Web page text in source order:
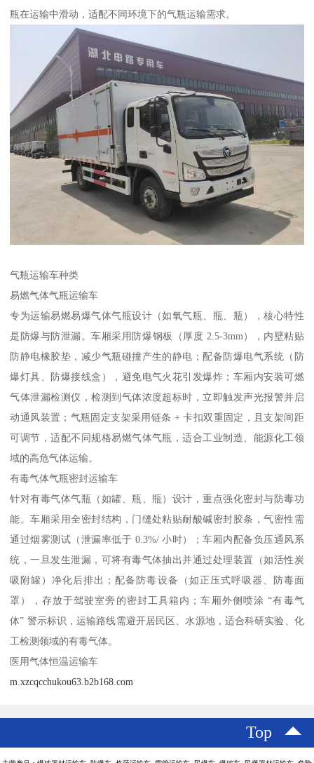
瓶在运输中滑动，适配不同环境下的气瓶运输需求。​
气瓶运输车种类​
易燃气体气瓶运输车​
专为运输易燃易爆气体气瓶设计（如氧气瓶、瓶、瓶），核心特性
是防爆与防泄漏。车厢采用防爆钢板（厚度 2.5-3mm），内壁粘贴
防静电橡胶垫，减少气瓶碰撞产生的静电；配备防爆电气系统（防
爆灯具、防爆接线盒），避免电气火花引发爆炸；车厢内安装可燃
气体泄漏检测仪，检测到气体浓度超标时，立即触发声光报警并启
动通风装置；气瓶固定支架采用链条 + 卡扣双重固定，且支架间距
可调节，适配不同规格易燃气体气瓶，适合工业制造、能源化工领
域的高危气体运输。​
有毒气体气瓶密封运输车​
针对有毒气体气瓶（如罐、瓶、瓶）设计，重点强化密封与防毒功
能。车厢采用全密封结构，门缝处粘贴耐酸碱密封胶条，气密性需
通过烟雾测试（泄漏率低于 0.3%/ 小时）；车厢内配备负压通风系
统，一旦发生泄漏，可将有毒气体抽出并通过处理装置（如活性炭
吸附罐）净化后排出；配备防毒设备（如正压式呼吸器、防毒面
罩），存放于驾驶室旁的密封工具箱内；车厢外侧喷涂 “有毒气
体” 警示标识，运输路线需避开居民区、水源地，适合科研实验、化
工检测领域的有毒气体。​
医用气体恒温运输车​
m.xzcqcchukou63.b2b168.com
Top